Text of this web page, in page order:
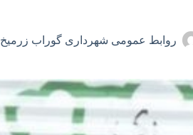
روابط عمومی شهرداری گوراب زرمیخ